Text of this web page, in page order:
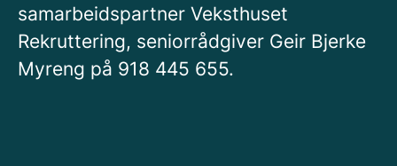
samarbeidspartner Veksthuset
Rekruttering, seniorrådgiver Geir Bjerke
Myreng på 918 445 655.